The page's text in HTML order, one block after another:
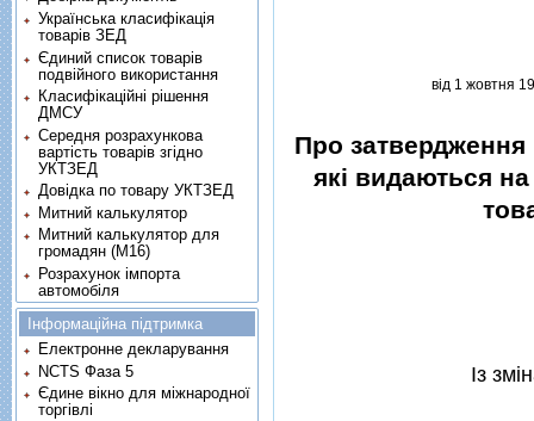
вiд 1 жовтня
Про затвердження
якi видаються
Iз
Українська класифікація
товарів ЗЕД
Єдиний список товарів
подвійного використання
Класифікаційні рішення
ДМСУ
Середня розрахункова
вартість товарів згідно
УКТЗЕД
Довідка по товару УКТЗЕД
Митний калькулятор
Митний калькулятор для
громадян (М16)
Розрахунок імпорта
автомобіля
Інформаційна підтримка
Електронне декларування
NCTS Фаза 5
Єдине вікно для міжнародної
торгівлі